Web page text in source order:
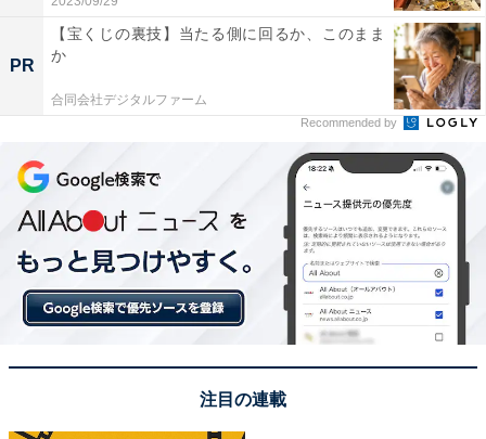
PR
【宝くじの裏技】当たる側に回るか、このまま
か
合同会社デジタルファーム
Recommended by
注目の連載